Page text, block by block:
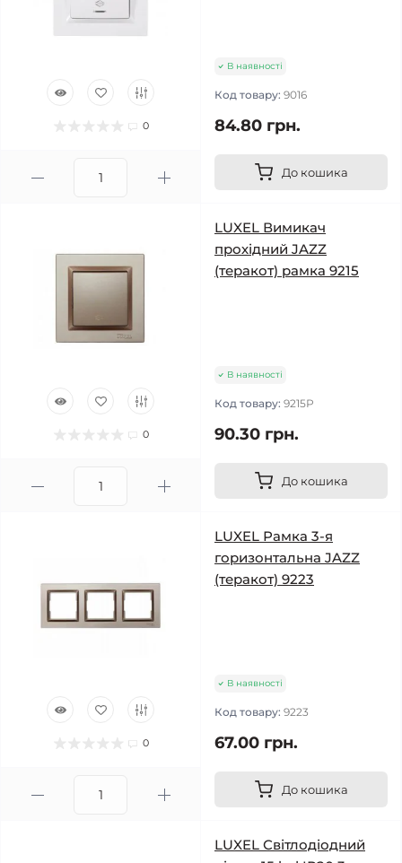
0
В наявності
Код товару: 9016
84.80 грн.
До кошика
0
LUXEL Вимикач
прохідний JAZZ
(теракот) рамка 9215
В наявності
Код товару: 9215Р
90.30 грн.
До кошика
0
LUXEL Рамка 3-я
горизонтальна JAZZ
(теракот) 9223
В наявності
Код товару: 9223
67.00 грн.
До кошика
LUXEL Світлодіодний